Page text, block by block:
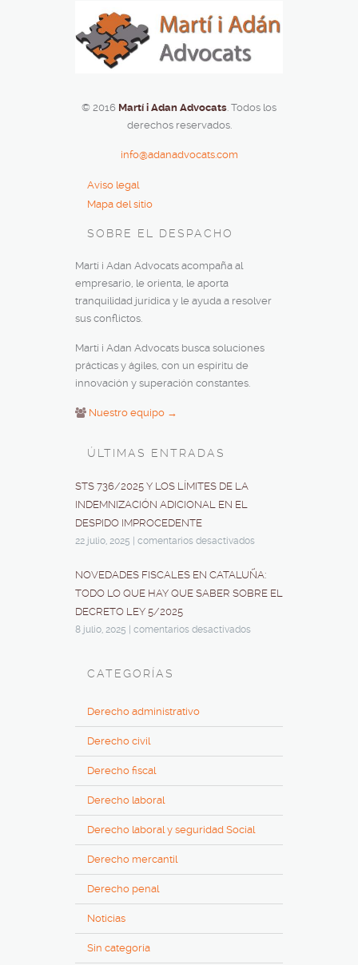
© 2016 Martí i Adan Advocats. Todos los
derechos reservados.
info@adanadvocats.com
Aviso legal
Mapa del sitio
SOBRE EL DESPACHO
Martí i Adan Advocats acompaña al
empresario, le orienta, le aporta
tranquilidad jurídica y le ayuda a resolver
sus conflictos.
Martí i Adan Advocats busca soluciones
prácticas y ágiles, con un espíritu de
innovación y superación constantes.
Nuestro equipo →
ÚLTIMAS ENTRADAS
STS 736/2025 Y LOS LÍMITES DE LA
INDEMNIZACIÓN ADICIONAL EN EL
DESPIDO IMPROCEDENTE
22 julio, 2025 comentarios desactivados
NOVEDADES FISCALES EN CATALUÑA:
TODO LO QUE HAY QUE SABER SOBRE EL
DECRETO LEY 5/2025
8 julio, 2025 comentarios desactivados
CATEGORÍAS
Derecho administrativo
Derecho civil
Derecho fiscal
Derecho laboral
Derecho laboral y seguridad Social
Derecho mercantil
Derecho penal
Noticias
Sin categoría